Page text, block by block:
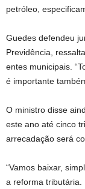
petróleo,
Guedes defendeu
Previdência,
entes municipais.
é importante
O ministro disse
este ano até cinco
arrecadação será
“Vamos baixar,
a reforma tributária.